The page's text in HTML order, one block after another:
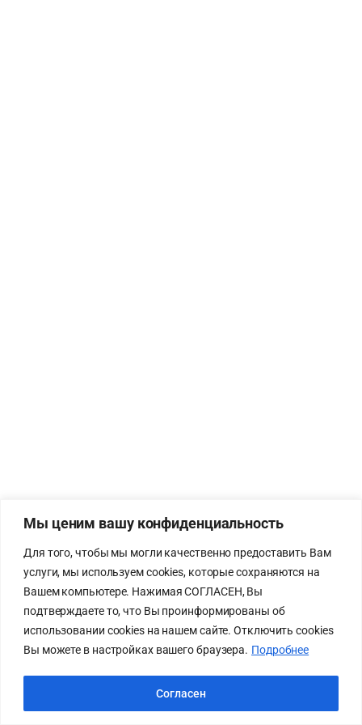
Мы ценим вашу конфиденциальность
Для того, чтобы мы могли качественно предоставить Вам
услуги, мы используем cookies, которые сохраняются на
Вашем компьютере. Нажимая СОГЛАСЕН, Вы
подтверждаете то, что Вы проинформированы об
использовании cookies на нашем сайте. Отключить cookies
Вы можете в настройках вашего браузера. Подробнее
Согласен